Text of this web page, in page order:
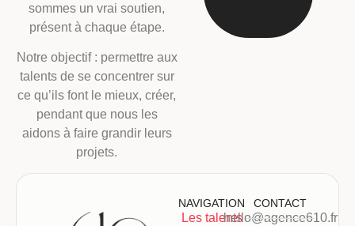
sommes un vrai soutien,
présent à chaque étape.
Notre objectif : permettre aux
talents de se concentrer sur
ce qu’ils font le mieux, créer,
pendant que nous les
aidons à faire grandir leurs
projets.
NAVIGATION
Les talents
CONTACT
hello@agence610.fr